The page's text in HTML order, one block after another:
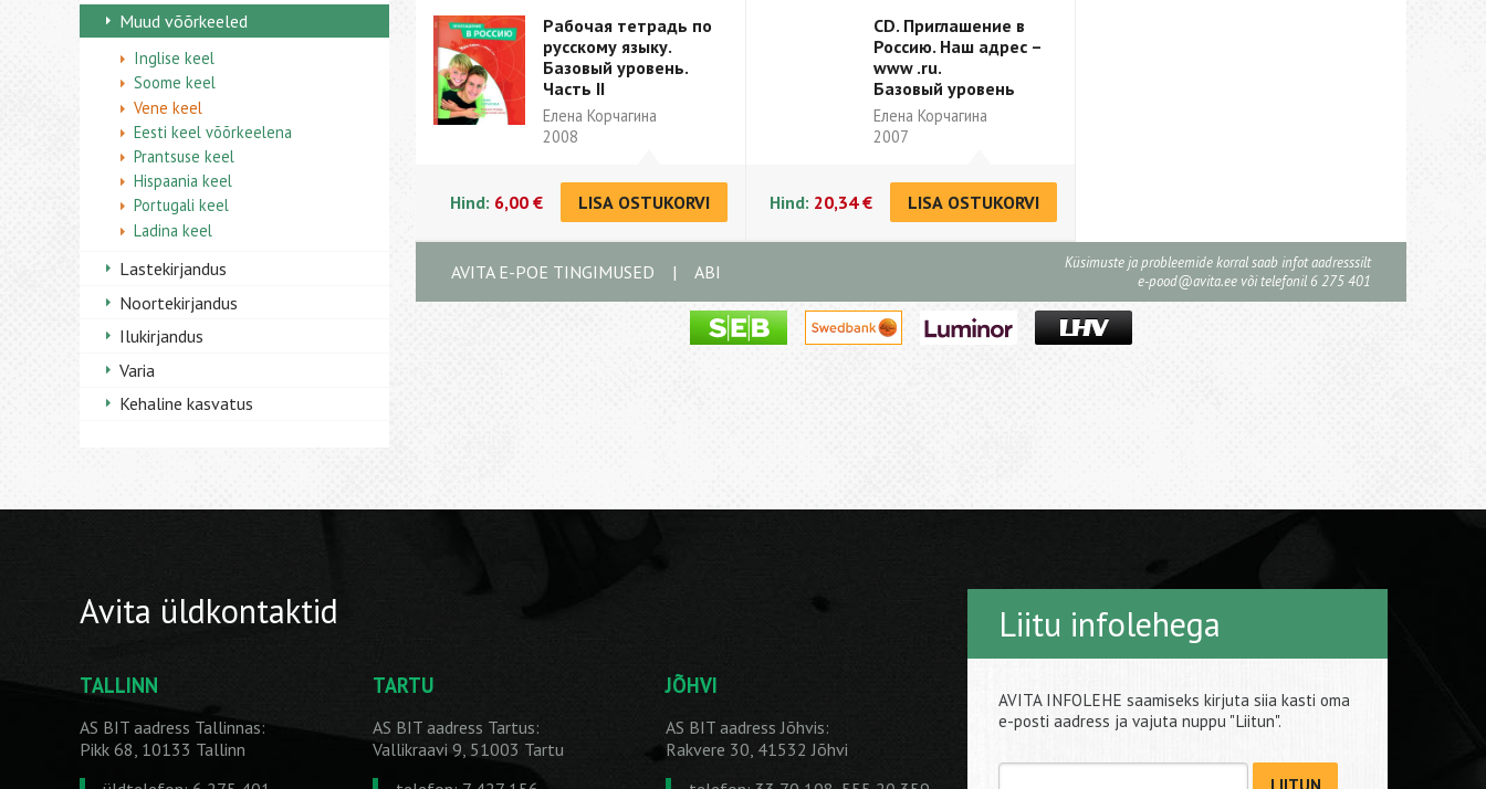
Muud võõrkeeled
Inglise keel
Soome keel
Vene keel
Eesti keel võõrkeelena
Prantsuse keel
Hispaania keel
Portugali keel
Ladina keel
Lastekirjandus
Noortekirjandus
Ilukirjandus
Varia
Kehaline kasvatus
Рабочая тетрадь по
русскому языку.
Базовый уровень.
Часть II
Елена Корчагина
2008
Hind: 6,00 € LISA OSTUKORVI
CD. Приглашение в
Россию. Наш адрес –
www .ru.
Базовый уровень
Елена Корчагина
2007
Hind: 20,34 € LISA OSTUKORVI
AVITA E-POE TINGIMUSED | ABI
Küsimuste ja probleemide korral saab infot aadresssilt
e-pood@avita.ee või telefonil 6 275 401
Avita üldkontaktid
TALLINN
AS BIT aadress Tallinnas:
Pikk 68, 10133 Tallinn
TARTU
AS BIT aadress Tartus:
Vallikraavi 9, 51003 Tartu
JÕHVI
AS BIT aadress Jõhvis:
Rakvere 30, 41532 Jõhvi
Liitu infolehega
AVITA INFOLEHE saamiseks kirjuta siia kasti oma
e-posti aadress ja vajuta nuppu "Liitun".
LIITUN